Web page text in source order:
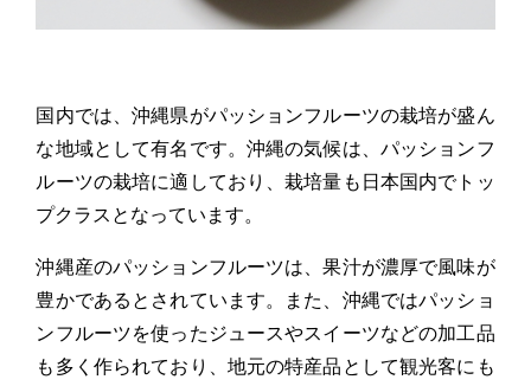
国内では、沖縄県がパッションフルーツの栽培が盛ん
な地域として有名です。沖縄の気候は、パッションフ
ルーツの栽培に適しており、栽培量も日本国内でトッ
プクラスとなっています。
沖縄産のパッションフルーツは、果汁が濃厚で風味が
豊かであるとされています。また、沖縄ではパッショ
ンフルーツを使ったジュースやスイーツなどの加工品
も多く作られており、地元の特産品として観光客にも